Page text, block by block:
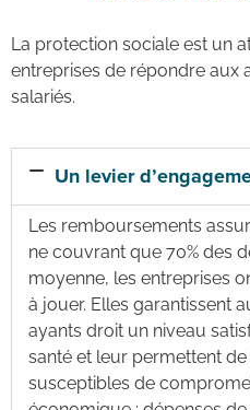
La protection sociale est un
entreprises de répondre aux
salariés.
Un levier
Les remboursements
ne couvrant que 70% des
moyenne, les entreprises
à jouer. Elles garantissent
ayants droit un niveau
santé et leur permettent
susceptibles de